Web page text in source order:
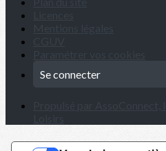
Se connecter